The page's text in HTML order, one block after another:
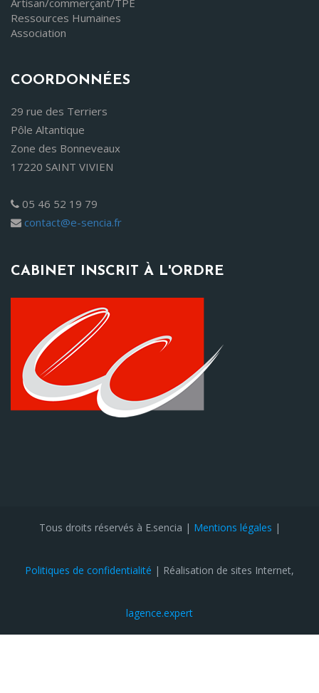
Artisan/commerçant/TPE
Ressources Humaines
Association
COORDONNÉES
29 rue des Terriers
Pôle Altantique
Zone des Bonneveaux
17220 SAINT VIVIEN
05 46 52 19 79
contact@e-sencia.fr
CABINET INSCRIT À L'ORDRE
Tous droits réservés à E.sencia | Mentions légales |
Politiques de confidentialité | Réalisation de sites Internet,
lagence.expert